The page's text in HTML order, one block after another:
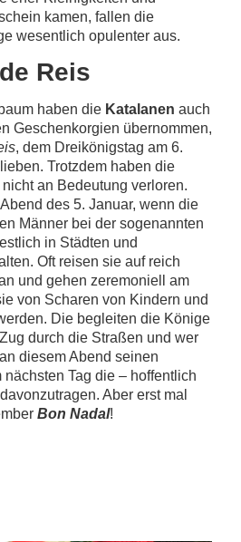
kamen, fallen die
wesentlich opulenter aus.
Reis
haben die Katalanen auch
Geschenkorgien übernommen,
, dem Dreikönigstag am 6.
Trotzdem haben die
an Bedeutung verloren.
des 5. Januar, wenn die
Männer bei der sogenannten
in Städten und
Oft reisen sie auf reich
und gehen zeremoniell am
von Scharen von Kindern und
Die begleiten die Könige
durch die Straßen und wer
diesem Abend seinen
Tag die – hoffentlich
Aber erst mal
Bon Nadal!